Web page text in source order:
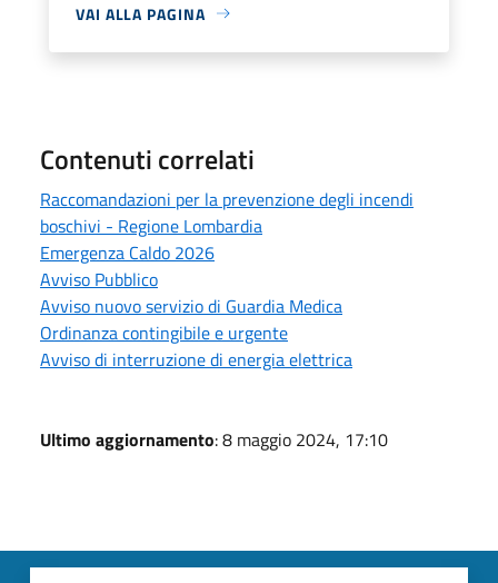
VAI ALLA PAGINA
Contenuti correlati
Raccomandazioni per la prevenzione degli incendi
boschivi - Regione Lombardia
Emergenza Caldo 2026
Avviso Pubblico
Avviso nuovo servizio di Guardia Medica
Ordinanza contingibile e urgente
Avviso di interruzione di energia elettrica
Ultimo aggiornamento: 8 maggio 2024, 17:10